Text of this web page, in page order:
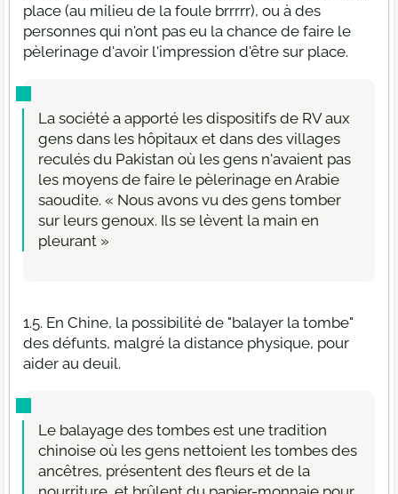
place (au milieu de la foule brrrrr), ou à des
personnes qui n'ont pas eu la chance de faire le
pèlerinage d'avoir l'impression d'être sur place.
La société a apporté les dispositifs de RV aux
gens dans les hôpitaux et dans des villages
reculés du Pakistan où les gens n'avaient pas
les moyens de faire le pèlerinage en Arabie
saoudite. « Nous avons vu des gens tomber
sur leurs genoux. Ils se lèvent la main en
pleurant »
1.5. En Chine, la possibilité de "balayer la tombe"
des défunts, malgré la distance physique, pour
aider au deuil.
Le balayage des tombes est une tradition
chinoise où les gens nettoient les tombes des
ancêtres, présentent des fleurs et de la